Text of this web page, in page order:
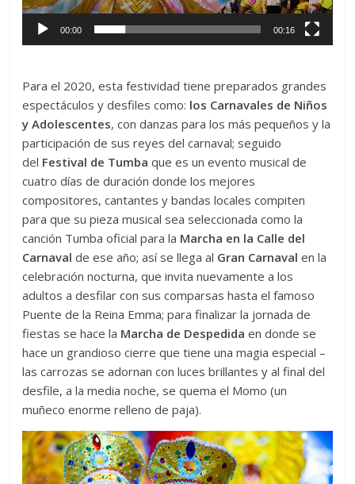
00:00 00:16
Para el 2020, esta festividad tiene preparados grandes
espectáculos y desfiles como: los Carnavales de Niños
y Adolescentes, con danzas para los más pequeños y la
participación de sus reyes del carnaval; seguido
del Festival de Tumba que es un evento musical de
cuatro días de duración donde los mejores
compositores, cantantes y bandas locales compiten
para que su pieza musical sea seleccionada como la
canción Tumba oficial para la Marcha en la Calle del
Carnaval de ese año; así se llega al Gran Carnaval en la
celebración nocturna, que invita nuevamente a los
adultos a desfilar con sus comparsas hasta el famoso
Puente de la Reina Emma; para finalizar la jornada de
fiestas se hace la Marcha de Despedida en donde se
hace un grandioso cierre que tiene una magia especial –
las carrozas se adornan con luces brillantes y al final del
desfile, a la media noche, se quema el Momo (un
muñeco enorme relleno de paja).